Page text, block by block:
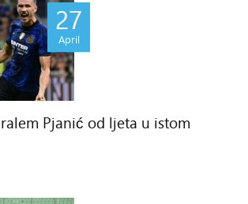
27
April
Pjanić od ljeta u istom